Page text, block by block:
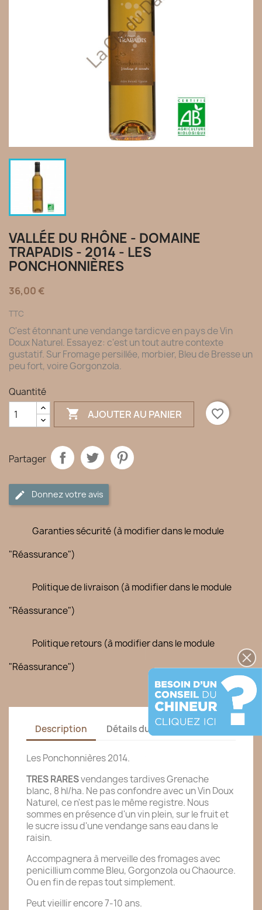
VALLÉE DU RHÔNE - DOMAINE
TRAPADIS - 2014 - LES
PONCHONNIÈRES
36,00 €
TTC
C'est étonnant une vendange tardicve en pays de Vin
Doux Naturel. Essayez: c'est un tout autre contexte
gustatif. Sur Fromage persillée, morbier, Bleu de Bresse un
peu fort, voire Gorgonzola.
Quantité
 AJOUTER AU PANIER favorite_border
Partager
Donnez votre avis
Garanties sécurité (à modifier dans le module
"Réassurance")
Politique de livraison (à modifier dans le module
"Réassurance")
Politique retours (à modifier dans le module
"Réassurance")
Description Détails du produit
Les Ponchonnières 2014.
TRES RARESvendanges tardives Grenache
blanc, 8 hl/ha. Ne pas confondre avec un Vin Doux
Naturel, ce n'est pas le même registre. Nous
sommes en présence d'un vin plein, sur le fruit et
le sucre issu d'une vendange sans eau dans le
raisin.
Accompagnera à merveille des fromages avec
penicillium comme Bleu, Gorgonzola ou Chaource.
Ou en fin de repas tout simplement.
Peut vieillir encore 7-10 ans.